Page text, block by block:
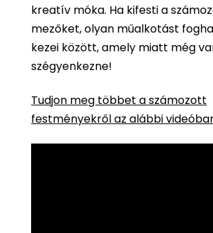
kreatív móka. Ha kifesti a
mezőket, olyan műalkotást
kezei között, amely miatt még
szégyenkezne!
Tudjon meg többet a számozott
festményekről az alábbi